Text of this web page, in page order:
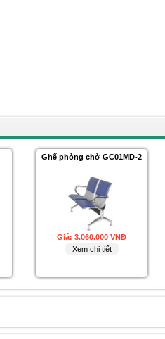
Ghế phòng chờ GC01MD-2
Giá: 3.060.000 VNĐ
Xem chi tiết